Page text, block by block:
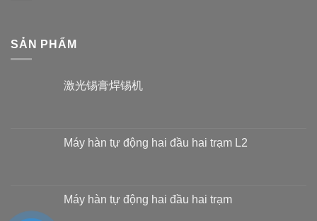
SẢN PHẨM
激光锡膏焊锡机
Máy hàn tự động hai đầu hai trạm L2
Máy hàn tự động hai đầu hai trạm